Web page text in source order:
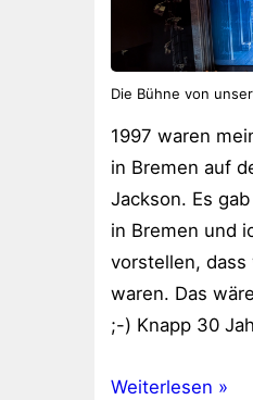
Die Bühne von
1997 waren
in Bremen auf
Jackson. Es
in Bremen und
vorstellen, dass
waren. Das
;-) Knapp 30
Vabali
Weiterlesen »